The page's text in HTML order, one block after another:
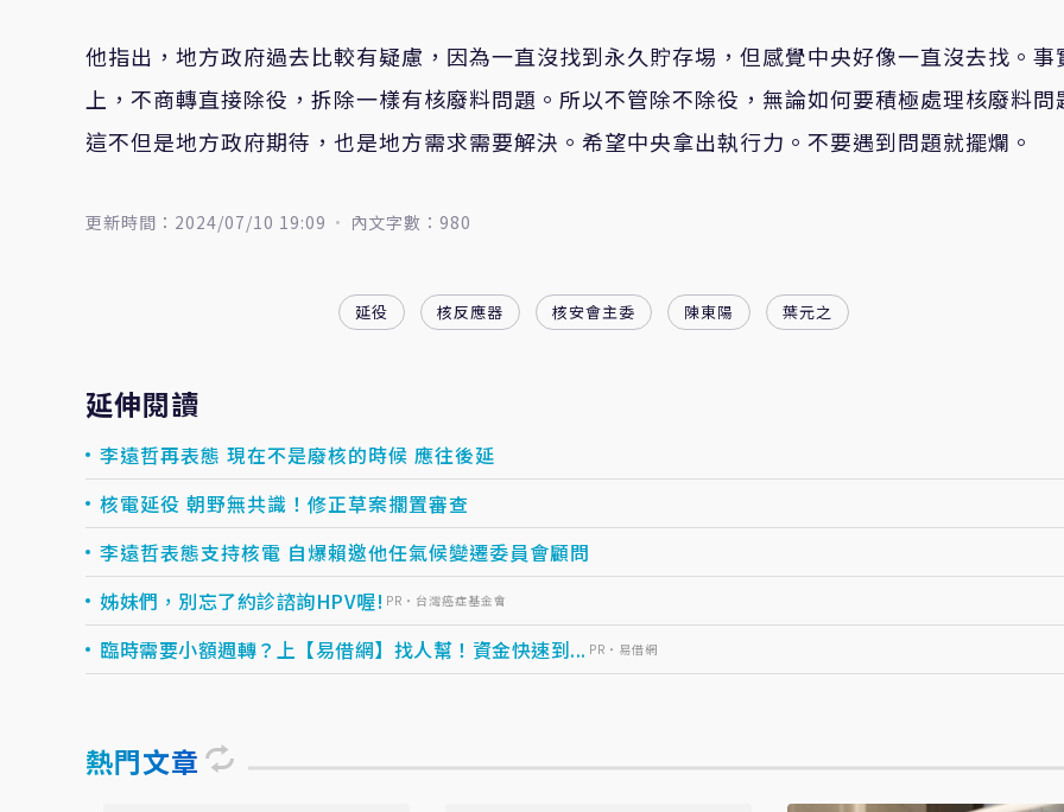
他指出，地方政府過去比較有疑慮，因為一直沒找到永久貯存埸，但感覺中央好像一直沒去找。事
上，不商轉直接除役，拆除一樣有核廢料問題。所以不管除不除役，無論如何要積極處理核廢料問
這不但是地方政府期待，也是地方需求需要解決。希望中央拿出執行力。不要遇到問題就擺爛。
更新時間：2024/07/10 19:09 內文字數：980
延役 核反應器 核安會主委 陳東陽 葉元之
延伸閱讀
李遠哲再表態 現在不是廢核的時候 應往後延
核電延役 朝野無共識！修正草案擱置審查
李遠哲表態支持核電 自爆賴邀他任氣候變遷委員會顧問
姊妹們，別忘了約診諮詢HPV喔! PR・台灣癌症基金會
臨時需要小額週轉？上【易借網】找人幫！資金快速到... PR・易借網
熱門文章